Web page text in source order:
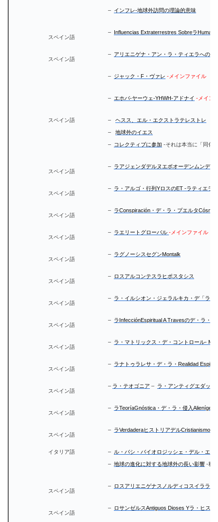
– インフレ-地球外訪問の理論的意味
スペイン語
– Influencias Extraterrestres Sobreラ
スペイン語
– アリエニゲナ・アン・ラ・ティエラへの介
– ジャック・F・ヴァレ -メインファイル
– エホバ-ヤーウェ-YHWH-アドナイ -メイン
スペイン語 – ヘスス、エル・エクストラテレストレ
– 地球外のイエス
– コレクティブに参加 -それは本当に「同化
スペイン語
– ラアジェンダデルヌエボオーデンムンデ
スペイン語
– ラ・アルゴ・行列YロスのET -ラティエラ
スペイン語
– ラConspiración・デ・ラ・プエルタ
スペイン語
– ラエリートグローバル -メインファイル
スペイン語
– ラグノーシスセグンMontalk
スペイン語
– ロスアルコンテスラヒポスタシス
スペイン語
– ラ・イルシオン・ジェラルキカ・デ「ラ・
スペイン語
– ラInfecciónEspiritual A Travesのデ・ラ・ル
スペイン語
– ラ・マトリックス・デ・コントロール-
スペイン語
– ラナトゥラレサ・デ・ラ・Realidad
スペイン語
– ラ・テオゴニア – ラ・アンティグエダッド
スペイン語
– ラTeoríaGnóstica・デ・ラ・侵入Alienígena
スペイン語
– ラVerdaderaヒストリアデルCristianismo
イタリア語 – ル・バシ・バイオロジッシェ・デル・エ
– 地球の進化に対する地球外の長い影響 -私
スペイン語
– ロスアリエニゲナスノルディコスイララザ
スペイン語
– ロサンゼルスAntiguos Dioses Yラ・ヒス